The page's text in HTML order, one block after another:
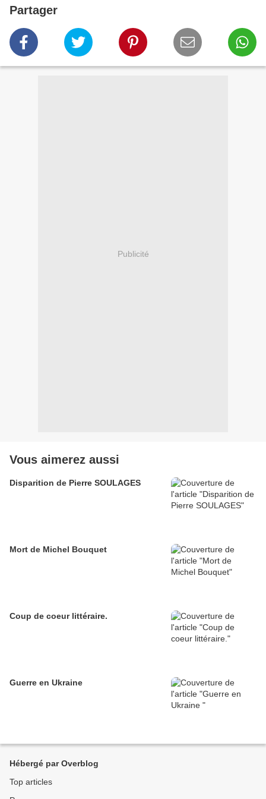
Partager
Publicité
Vous aimerez aussi
Disparition de Pierre SOULAGES
Mort de Michel Bouquet
Coup de coeur littéraire.
Guerre en Ukraine
Hébergé par Overblog
Top articles